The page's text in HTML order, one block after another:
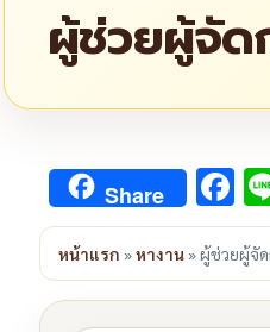
ผู้ช่วยผู้จัด
Share
หน้าแรก »หางาน »ผู้ช่วยผู้จั